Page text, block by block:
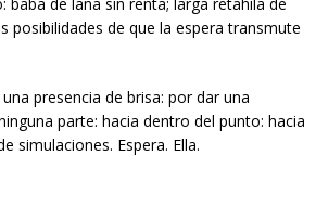
posibilidades de que la espera transmute
presencia de brisa: por dar una
parte: hacia dentro del punto: hacia
simulaciones. Espera. Ella.